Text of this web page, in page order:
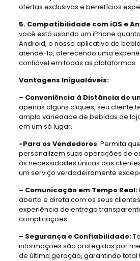
ofertas exclusivas e benefícios
5. Compatibilidade com iOS e
você está usando um iPhone
Android, o nosso aplicativo de
atendê-lo, oferecendo uma
confiável em todas as plataformas.
Vantagens Inigualáveis:
– Conveniência à Distância de
apenas alguns cliques, seu cliente
ampla variedade de bebidas de
em um só lugar.
-Para os Vendedores: Permita
personalizem suas operações de
às necessidades únicas dos
um serviço verdadeiramente
– Comunicação em Tempo Real:
aberta e direta com os seus
experiência de entrega
complicações.
– Segurança e Confiabilidade:
informações são protegidas por
de última geração, garantindo total